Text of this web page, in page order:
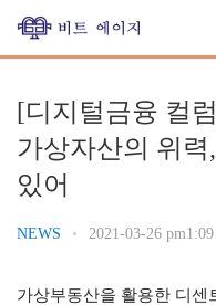
[디지털금융 컬
가상자산의 위
있어
NEWS • 2021-03-26 pm1:09
가상부동산을 활용한 디센